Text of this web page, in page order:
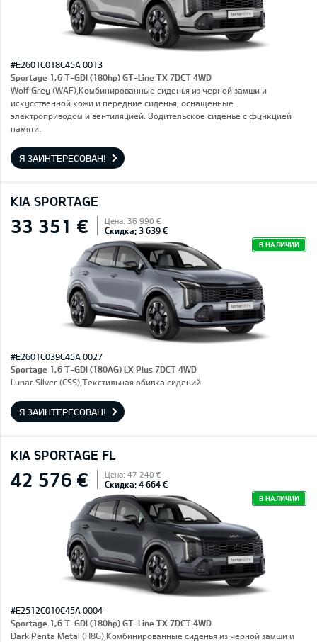
#E2601C018C45A 0013
Sportage 1,6 T-GDI (180hp) GT-Line TX 7DCT 4WD
Wolf Grey (WAF),Комбинированные сиденья из черной замши и
искусственной кожи и передние сиденья, оснащенные
электроприводом и вентиляцией. Водительское сиденье с функцией
памяти.
Я ЗАИНТЕРЕСОВАН!
KIA SPORTAGE
33 351 € Цена: 36 990 €
Скидка: 3 639 €
В НАЛИЧИИ
#E2601C039C45A 0027
Sportage 1,6 T-GDI (180AG) LX Plus 7DCT 4WD
Lunar Silver (CSS),Текстильная обивка сидений
Я ЗАИНТЕРЕСОВАН!
KIA SPORTAGE FL
42 576 € Цена: 47 240 €
Скидка: 4 664 €
В НАЛИЧИИ
#E2512C010C45A 0004
Sportage 1,6 T-GDI (180hp) GT-Line TX 7DCT 4WD
Dark Penta Metal (H8G),Комбинированные сиденья из черной замши и